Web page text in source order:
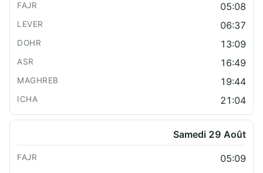
05:08
06:37
13:09
16:49
19:44
21:04
Samedi 29 Août
05:09